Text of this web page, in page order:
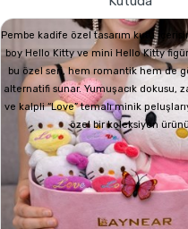
Pembe kadife özel tasarım kutu
boy Hello Kitty ve mini Hello Kitty
bu özel seri, hem romantik hem de
alternatifi sunar. Yumuşacık dokusu,
ve kalpli “Love” temalı minik
özel bir koleksiyon